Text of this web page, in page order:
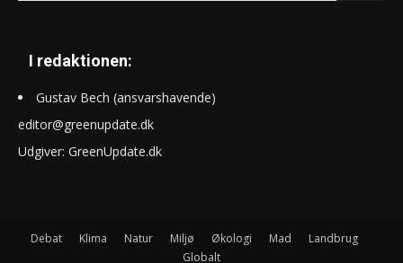
I redaktionen:
Gustav Bech (ansvarshavende)
editor@greenupdate.dk
Udgiver: GreenUpdate.dk
Debat Klima Natur Miljø Økologi Mad
Landbrug
Globalt